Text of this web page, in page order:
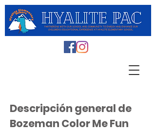
Descripción general de
Bozeman Color Me Fun